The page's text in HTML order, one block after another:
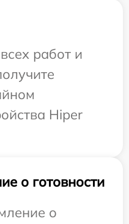
работ и
Hiper
о готовности
о